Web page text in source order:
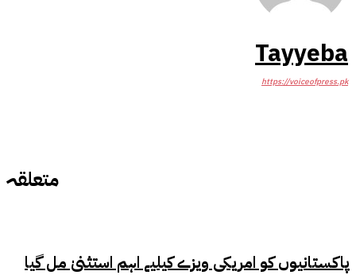
متعلقہ
پاکستانیوں کو امریکی ویزے کیلیے اہم استثنیٰ مل گیا
Tayyeba
https://voiceofpress.pk